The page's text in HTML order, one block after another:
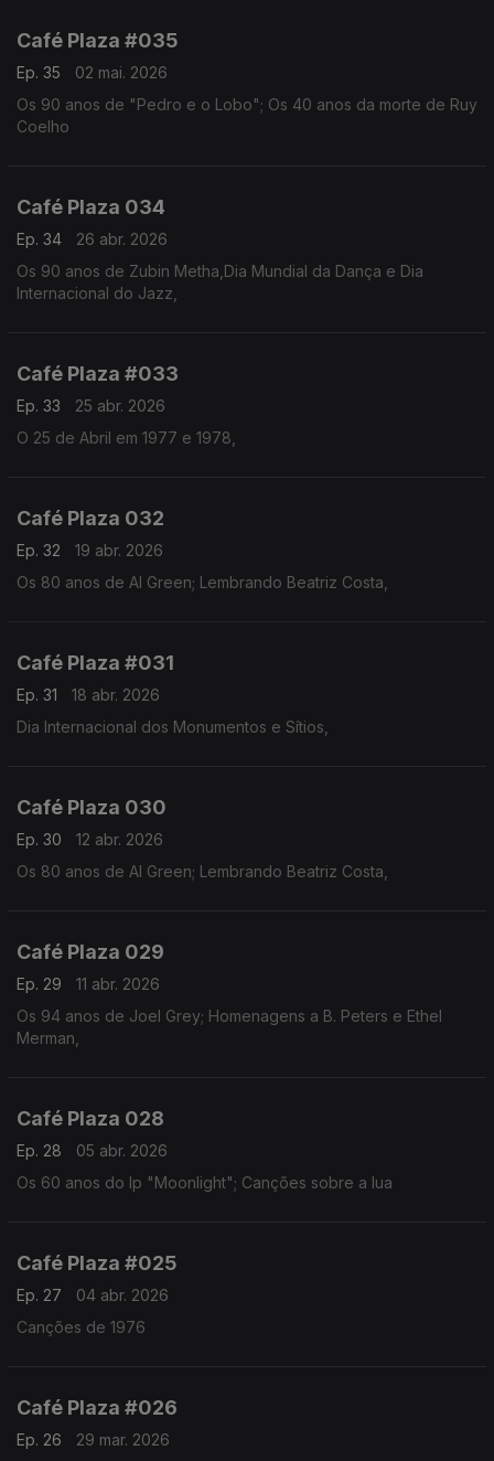
Café Plaza #035
Ep. 35
02 mai. 2026
Os 90 anos de "Pedro e o Lobo"; Os 40 anos da morte de Ruy
Coelho
Café Plaza 034
Ep. 34
26 abr. 2026
Os 90 anos de Zubin Metha,Dia Mundial da Dança e Dia
Internacional do Jazz,
Café Plaza #033
Ep. 33
25 abr. 2026
O 25 de Abril em 1977 e 1978,
Café Plaza 032
Ep. 32
19 abr. 2026
Os 80 anos de Al Green; Lembrando Beatriz Costa,
Café Plaza #031
Ep. 31
18 abr. 2026
Dia Internacional dos Monumentos e Sítios,
Café Plaza 030
Ep. 30
12 abr. 2026
Os 80 anos de Al Green; Lembrando Beatriz Costa,
Café Plaza 029
Ep. 29
11 abr. 2026
Os 94 anos de Joel Grey; Homenagens a B. Peters e Ethel
Merman,
Café Plaza 028
Ep. 28
05 abr. 2026
Os 60 anos do lp "Moonlight"; Canções sobre a lua
Café Plaza #025
Ep. 27
04 abr. 2026
Canções de 1976
Café Plaza #026
Ep. 26 29 mar. 2026